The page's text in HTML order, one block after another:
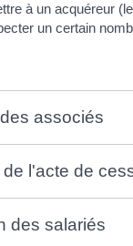
à un acquéreur
un certain
associés
l'acte de
des salariés